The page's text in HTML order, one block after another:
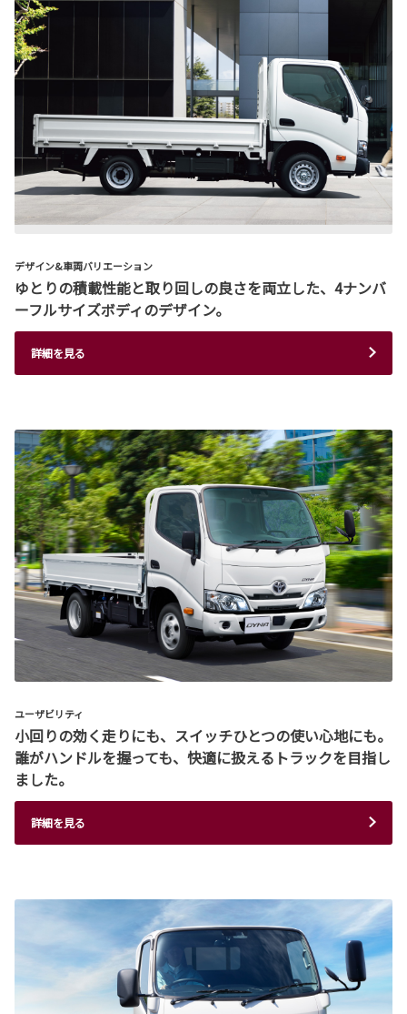
デザイン&車両バリエーション
ゆとりの積載性能と取り回しの良さを両立した、4ナンバ
ーフルサイズボディのデザイン。
詳細を見る
ユーザビリティ
小回りの効く走りにも、スイッチひとつの使い心地にも。
誰がハンドルを握っても、快適に扱えるトラックを目指し
ました。
詳細を見る